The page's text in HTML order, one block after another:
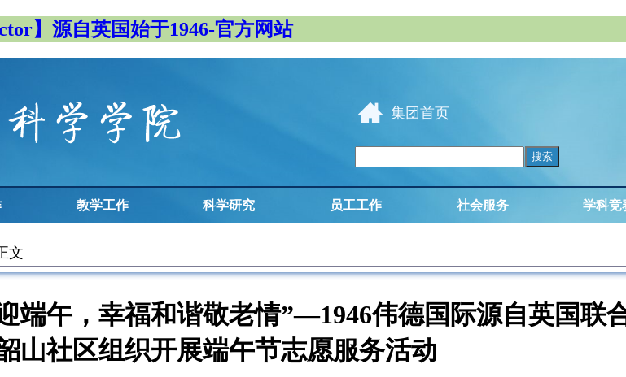
】源自英国始于1946-官方网站
集团首页
教学工作 科学研究 员工工作 社会服务 学科竞
文
端午，幸福和谐敬老情”—1946伟德国际源自英国联
山社区组织开展端午节志愿服务活动